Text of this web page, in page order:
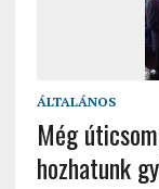
ÁLTALÁNOS
Még
hozhatunk